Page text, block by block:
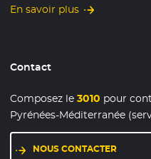
En savoir plus
Contact
Composez le3010 pour
Pyrénées-Méditerranée
NOUS CONTACTER